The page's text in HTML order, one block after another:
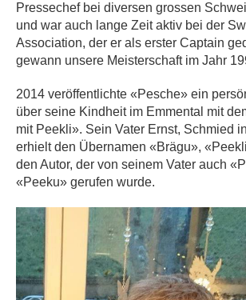
Pressechef bei diversen grossen
und war auch lange Zeit aktiv bei der
Association, der er als erster Captain
gewann unsere Meisterschaft im Jahr
2014 veröffentlichte «Pesche» ein
über seine Kindheit im Emmental mit
mit Peekli». Sein Vater Ernst, Schmied
erhielt den Übernamen «Brägu»,
den Autor, der von seinem Vater auch
«Peeku» gerufen wurde.